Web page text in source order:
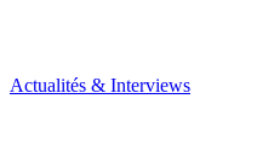
Actualités & Interviews